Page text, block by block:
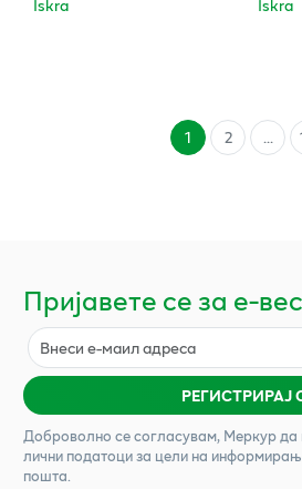
1 2 ...
Пријавете се за е-
РЕГИСТРИРАЈ
Доброволно се согласувам, Меркурда
лични податоци за цели на
пошта.